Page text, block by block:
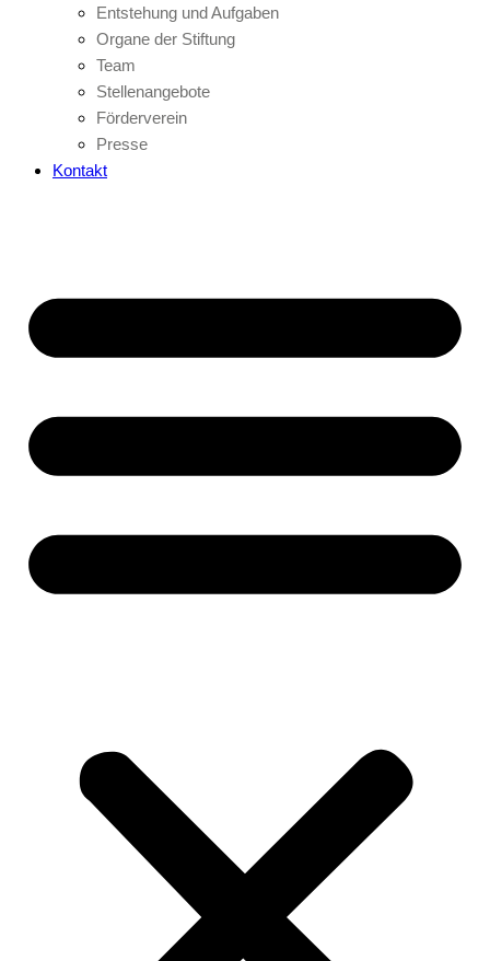
Entstehung und Aufgaben
Organe der Stiftung
Team
Stellenangebote
Förderverein
Presse
Kontakt